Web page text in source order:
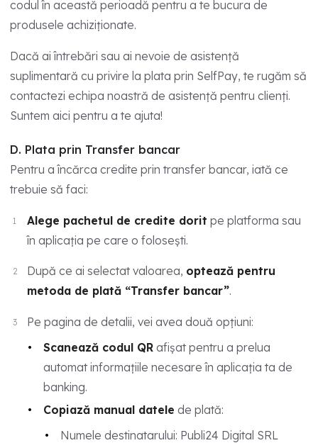
codul în această perioadă pentru a te bucura de
produsele achiziționate.
Dacă ai întrebări sau ai nevoie de asistență
suplimentară cu privire la plata prin SelfPay, te rugăm să
contactezi echipa noastră de asistență pentru clienți.
Suntem aici pentru a te ajuta!
D. Plata prin Transfer bancar
Pentru a încărca credite prin transfer bancar, iată ce
trebuie să faci:
Alege pachetul de credite dorit pe platforma sau
în aplicația pe care o folosești.
După ce ai selectat valoarea, optează pentru
metoda de plată “Transfer bancar”.
Pe pagina de detalii, vei avea două opțiuni:
Scanează codul QR afișat pentru a prelua
automat informațiile necesare în aplicația ta de
banking.
Copiază manual datele de plată:
Numele destinatarului: Publi24 Digital SRL